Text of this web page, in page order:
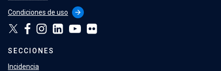
Condiciones de uso
arrow_forward
SECCIONES
Incidencia